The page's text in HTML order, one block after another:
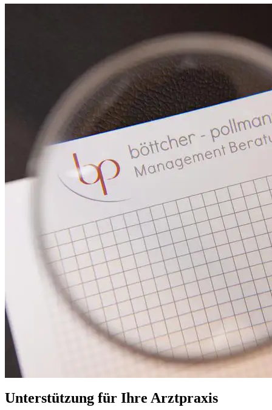
Unterstützung für Ihre Arztpraxis